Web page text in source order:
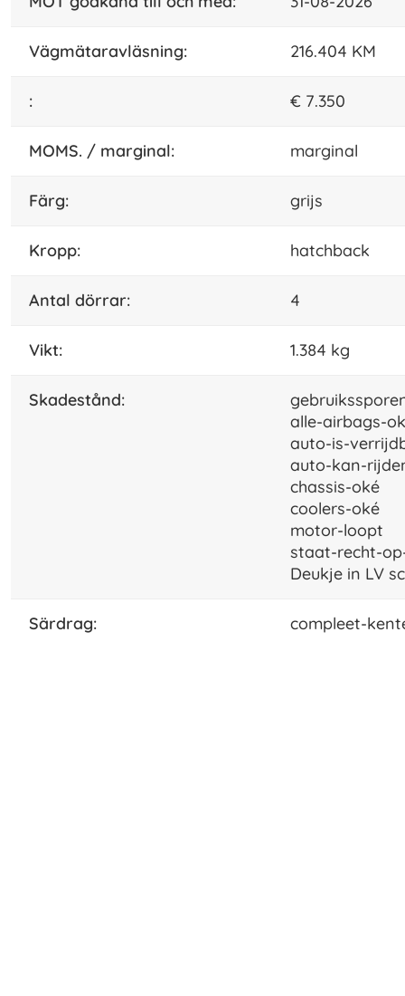
vägmätaravläsning: 216.404 KM
: € 7.350
MOMS. / marginal: marginal
Färg: grijs
kropp: hatchback
antal dörrar: 4
vikt: 1.384 kg
skadestånd:
alle-airbags-
auto-is-
auto-kan-
chassis-oké
coolers-oké
motor-loopt
staat-recht-
Deukje in LV
särdrag: compleet-